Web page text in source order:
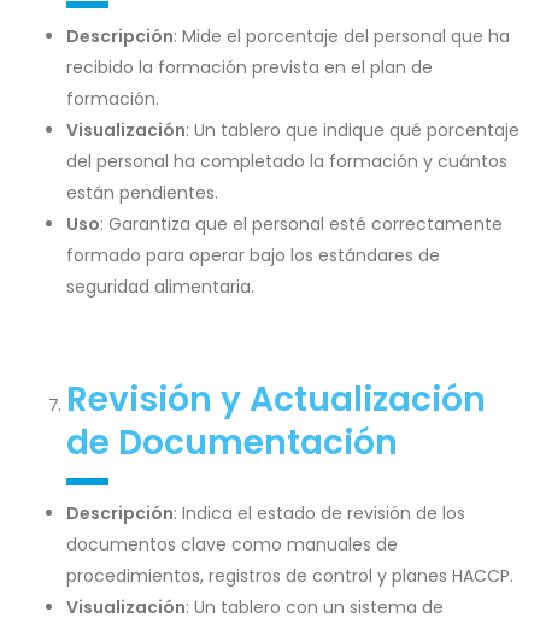
Descripción: Mide el porcentaje del personal que ha
recibido la formación prevista en el plan de
formación.
Visualización: Un tablero que indique qué porcentaje
del personal ha completado la formación y cuántos
están pendientes.
Uso: Garantiza que el personal esté correctamente
formado para operar bajo los estándares de
seguridad alimentaria.
Revisión y Actualización
de Documentación
Descripción: Indica el estado de revisión de los
documentos clave como manuales de
procedimientos, registros de control y planes HACCP.
Visualización: Un tablero con un sistema de